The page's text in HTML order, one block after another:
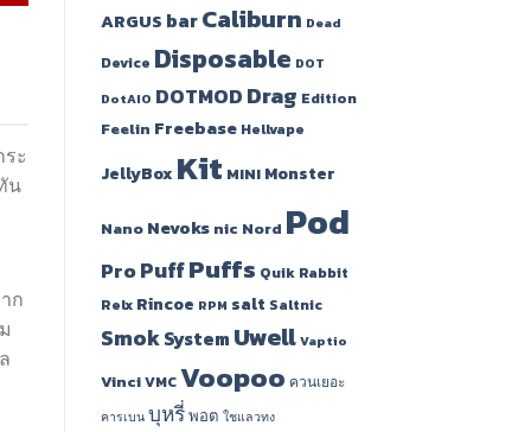
ะ
น
ก
ARGUS barCaliburn Dead
Device Disposable DOT
DotAIO DOTMOD Drag Edition
Feelin Freebase Hellvape
JellyBox Kit MINI Monster
Nano Nevoks nic Nord Pod
ProPuffPuffs Quik Rabbit
Relx Rincoe RPM salt Saltnic
SmokSystem Uwell Vaptio
VinciVMCVoopoo ควนเยอะ
คารเบน บุหรี่พอต ใชแลวทง